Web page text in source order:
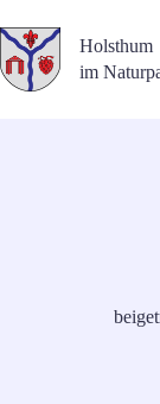
Inhalt
springen
Holsthum
im